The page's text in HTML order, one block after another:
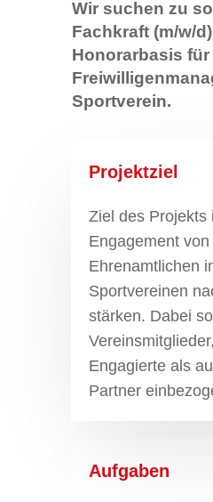
Wir suchen zu
Fachkraft (m/w/
Honorarbasis
Sportverein.
Projektziel
Ziel des Projekts
Engagement von
Ehrenamtlichen
Sportvereinen
stärken. Dabei
Engagierte als
Partner
Aufgaben